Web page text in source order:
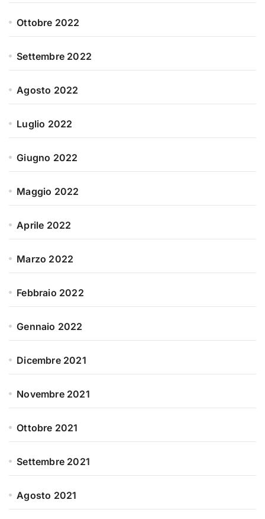
Ottobre 2022
Settembre 2022
Agosto 2022
Luglio 2022
Giugno 2022
Maggio 2022
Aprile 2022
Marzo 2022
Febbraio 2022
Gennaio 2022
Dicembre 2021
Novembre 2021
Ottobre 2021
Settembre 2021
Agosto 2021